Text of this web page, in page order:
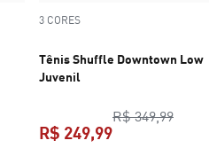
original R$ 549,99
3 CORES
Tênis Shuffle Downtown Low
Juvenil
R$ 349,99
R$ 249,99